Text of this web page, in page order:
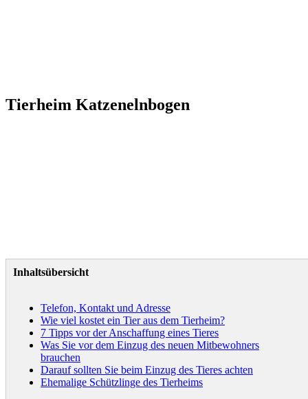
Tierheim Katzenelnbogen
Inhaltsübersicht
Telefon, Kontakt und Adresse
Wie viel kostet ein Tier aus dem Tierheim?
7 Tipps vor der Anschaffung eines Tieres
Was Sie vor dem Einzug des neuen Mitbewohners
brauchen
Darauf sollten Sie beim Einzug des Tieres achten
Ehemalige Schützlinge des Tierheims